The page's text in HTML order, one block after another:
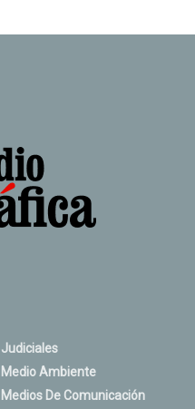
Judiciales
Medio Ambiente
Medios De Comunicación